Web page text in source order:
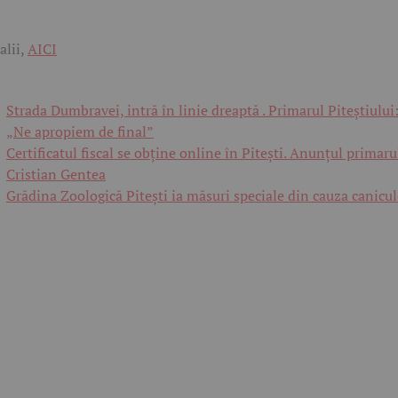
AICI
Strada Dumbravei, intră în linie dreaptă . Primarul Piteștiului:
„Ne apropiem de final”
Certificatul fiscal se obține online în Pitești. Anunțul
Cristian Gentea
Grădina Zoologică Pitești ia măsuri speciale din cauza